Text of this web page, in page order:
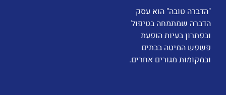
"הדברה טובה" הוא עסק
הדברה שמתמחה בטיפול
ובפתרון בעיות הופעת
פשפש המיטה בבתים
ובמקומות מגורים אחרים.